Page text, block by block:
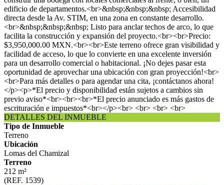
edificio de departamentos.<br>&nbsp;&nbsp;&nbsp; Accesibilidad
directa desde la Av. STIM, en una zona en constante desarrollo.
<br>&nbsp;&nbsp;&nbsp; Listo para anclar techos de arco, lo que
facilita la construcción y expansión del proyecto.<br><br>Precio:
$3,950,000.00 MXN.<br><br>Este terreno ofrece gran visibilidad y
facilidad de acceso, lo que lo convierte en una excelente inversión
para un desarrollo comercial o habitacional. ¡No dejes pasar esta
oportunidad de aprovechar una ubicación con gran proyección!<br>
<br>Para más detalles o para agendar una cita, ¡contáctanos ahora!
</p><p>*El precio y disponibilidad están sujetos a cambios sin
previo aviso*<br><br><br>*El precio anunciado es más gastos de
escrituración e impuestos*<br></p><br> <br> <br> <br>
DETALLES DEL INMUEBLE
Tipo de Inmueble
Terreno
Ubicación
Lomas del Chamizal
Terreno
212 m²
(REF. 1539)